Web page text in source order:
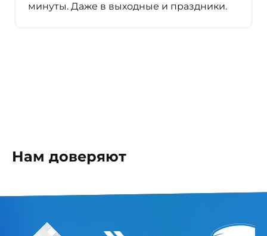
минуты. Даже в выходные и праздники.
Нам доверяют